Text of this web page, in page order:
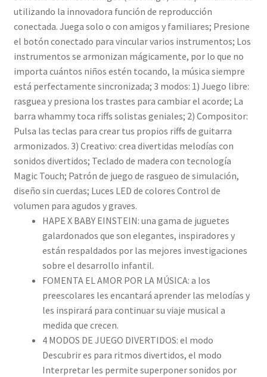
utilizando la innovadora función de reproducción
conectada. Juega solo o con amigos y familiares; Presione
el botón conectado para vincular varios instrumentos; Los
instrumentos se armonizan mágicamente, por lo que no
importa cuántos niños estén tocando, la música siempre
está perfectamente sincronizada; 3 modos: 1) Juego libre:
rasguea y presiona los trastes para cambiar el acorde; La
barra whammy toca riffs solistas geniales; 2) Compositor:
Pulsa las teclas para crear tus propios riffs de guitarra
armonizados. 3) Creativo: crea divertidas melodías con
sonidos divertidos; Teclado de madera con tecnología
Magic Touch; Patrón de juego de rasgueo de simulación,
diseño sin cuerdas; Luces LED de colores Control de
volumen para agudos y graves.
HAPE X BABY EINSTEIN: una gama de juguetes
galardonados que son elegantes, inspiradores y
están respaldados por las mejores investigaciones
sobre el desarrollo infantil.
FOMENTA EL AMOR POR LA MÚSICA: a los
preescolares les encantará aprender las melodías y
les inspirará para continuar su viaje musical a
medida que crecen.
4 MODOS DE JUEGO DIVERTIDOS: el modo
Descubrir es para ritmos divertidos, el modo
Interpretar les permite superponer sonidos por